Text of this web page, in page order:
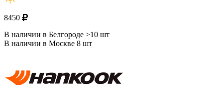
8450
В наличии в Белгороде >10 шт
В наличии в Москве 8 шт